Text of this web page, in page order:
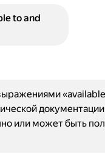
to and
или может быть